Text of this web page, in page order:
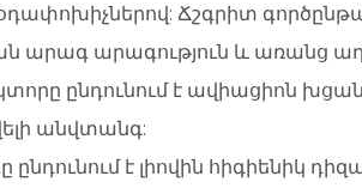
օդափոխիչներով: Ճշգրիտ
արագ արագություն և առանց
ընդունում է ավիացիոն
անվտանգ:
է լիովին հիգիենիկ